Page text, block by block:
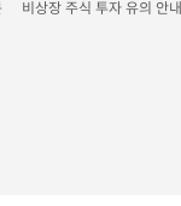
비상장 주식 투자 유의 안내